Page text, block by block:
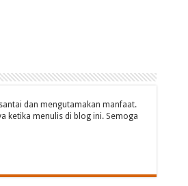
dan mengutamakan manfaat.
ketika menulis di blog ini. Semoga